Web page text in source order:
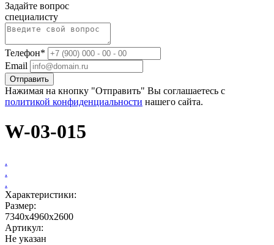
Задайте вопрос
специалисту
Телефон*
Email
Отправить
Нажимая на кнопку "Отправить" Вы соглашаетесь с
политикой конфиденциальности нашего сайта.
W-03-015
.
.
.
Характеристики:
Размер:
7340х4960х2600
Артикул:
Не указан